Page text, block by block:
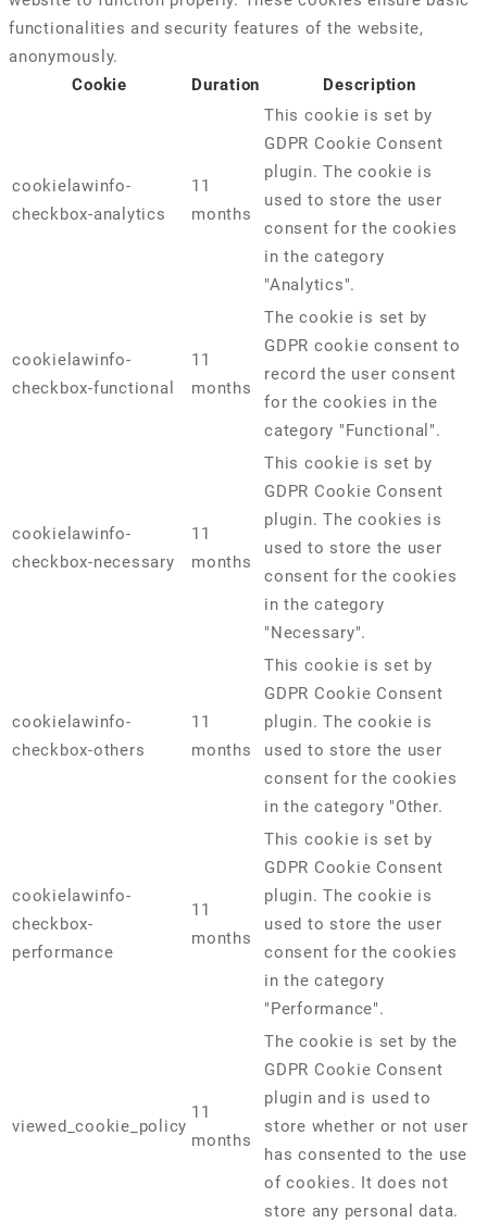
functionalities and security features of the website,
anonymously.
Cookie
Duration Description
cookielawinfo-
checkbox-analytics
11
months
This cookie is set by
GDPR Cookie Consent
plugin. The cookie is
used to store the user
consent for the cookies
in the category
"Analytics".
cookielawinfo-
checkbox-functional
11
months
The cookie is set by
GDPR cookie consent to
record the user consent
for the cookies in the
category "Functional".
cookielawinfo-
checkbox-necessary
11
months
This cookie is set by
GDPR Cookie Consent
plugin. The cookies is
used to store the user
consent for the cookies
in the category
"Necessary".
cookielawinfo-
checkbox-others
11
months
This cookie is set by
GDPR Cookie Consent
plugin. The cookie is
used to store the user
consent for the cookies
in the category "Other.
cookielawinfo-
checkbox-
performance
11
months
This cookie is set by
GDPR Cookie Consent
plugin. The cookie is
used to store the user
consent for the cookies
in the category
"Performance".
viewed_cookie_policy
11
months
The cookie is set by the
GDPR Cookie Consent
plugin and is used to
store whether or not user
has consented to the use
of cookies. It does not
store any personal data.